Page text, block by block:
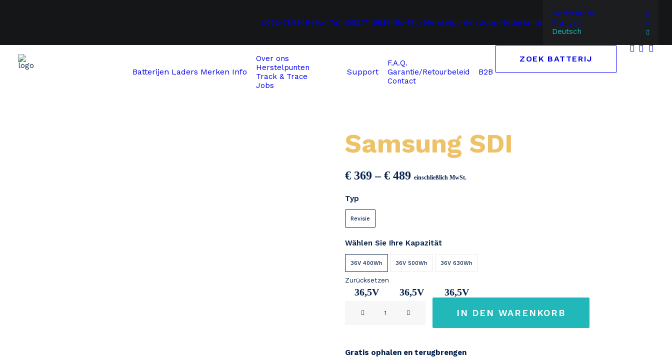
052/71.99.18 (9u-17u) 052/71.99.19 (9u-17u) Herstelpunten Jobs Nederlands
Nederlands
Français
Deutsch
Batterijen Laders Merken Info
Over ons
Herstelpunten
Track & Trace
Jobs
Support
F.A.Q.
Garantie/Retourbeleid
Contact
B2B
ZOEK BATTERIJ
Samsung SDI
€ 369 –€ 489Preisspanne:
einschließlich MwSt.
Typ
Revisie
Wählen Sie Ihre Kapazität
36V 400Wh
36,5V
11Ah
36V 500Wh
36,5V
14,2Ah
36V 630Wh
36,5V
17,2Ah
Zurücksetzen
IN DEN WARENKORB
Gratis ophalen en terugbrengen